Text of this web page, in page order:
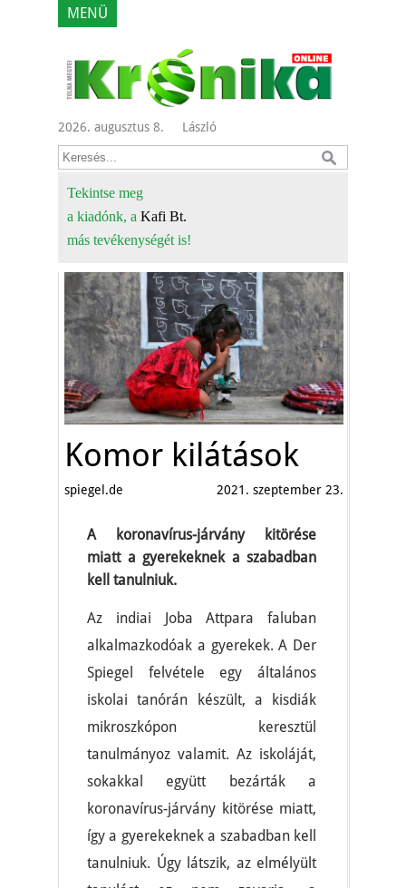
MENÜ
2026. augusztus 8. László
Tekintse meg
a kiadónk, a Kafi Bt.
más tevékenységét is!
Komor kilátások
spiegel.de 2021. szeptember 23.
A koronavírus-járvány kitörése
miatt a gyerekeknek a szabadban
kell tanulniuk.
Az indiai Joba Attpara faluban
alkalmazkodóak a gyerekek. A Der
Spiegel felvétele egy általános
iskolai tanórán készült, a kisdiák
mikroszkópon keresztül
tanulmányoz valamit. Az iskoláját,
sokakkal együtt bezárták a
koronavírus-járvány kitörése miatt,
így a gyerekeknek a szabadban kell
tanulniuk. Úgy látszik, az elmélyült